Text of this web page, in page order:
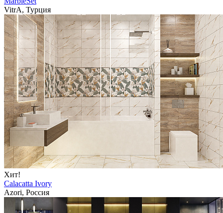
VitrA, Турция
Хит!
Calacatta Ivory
Azori, Россия